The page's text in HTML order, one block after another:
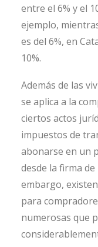
entre el 6% y el
ejemplo,
es del 6%, en
10%.
Además de las
se aplica a la
ciertos actos
impuestos de
abonarse en un
desde la firma
embargo,
para
numerosas que